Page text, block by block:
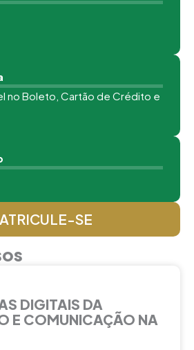
no Boleto, Cartão de Crédito e
SE
DIGITAIS DA
E COMUNICAÇÃO NA